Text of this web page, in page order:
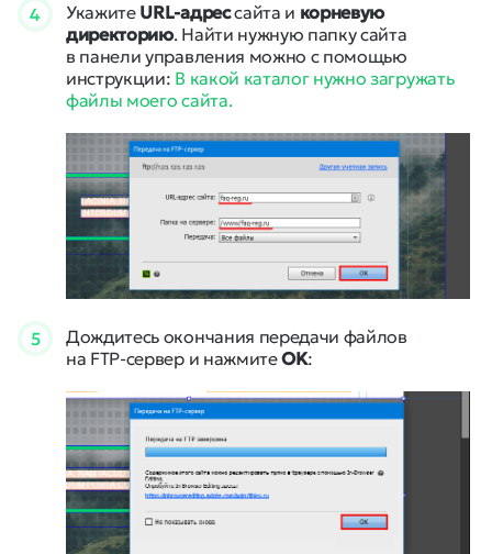
4 Укажите URL-адрессайта и корневую
директорию. Найти нужную папку сайта
в панели управления можно с помощью
инструкции: В какой каталог нужно загружать
файлы моего сайта.
5
Дождитесь окончания передачи файлов
на FTP-сервер и нажмитеOK: